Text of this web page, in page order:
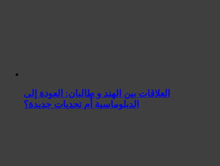
العلاقات بين الهند و طالبان: العودة إلى
الدبلوماسية أم تحديات جديدة؟